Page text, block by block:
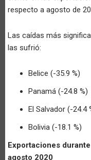
respecto a agosto de
Las caídas más
las sufrió:
Belice (-35.9 %)
Panamá (-24.8 %)
El Salvador (-24.4
Bolivia (-18.1 %)
Exportaciones
agosto 2020